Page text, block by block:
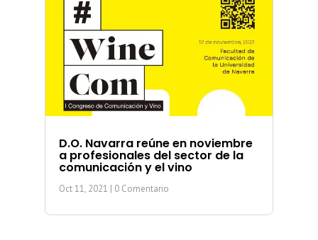
D.O. Navarra reúne en noviembre
a profesionales del sector de la
comunicación y el vino
Oct 11, 2021 | 0 Comentario